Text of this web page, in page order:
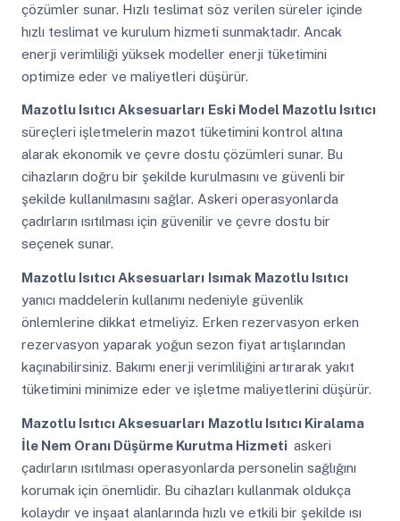
çözümler sunar. Hızlı teslimat söz verilen süreler içinde
hızlı teslimat ve kurulum hizmeti sunmaktadır. Ancak
enerji verimliliği yüksek modeller enerji tüketimini
optimize eder ve maliyetleri düşürür.
Mazotlu Isıtıcı Aksesuarları Eski Model Mazotlu Isıtıcı
süreçleri işletmelerin mazot tüketimini kontrol altına
alarak ekonomik ve çevre dostu çözümleri sunar. Bu
cihazların doğru bir şekilde kurulmasını ve güvenli bir
şekilde kullanılmasını sağlar. Askeri operasyonlarda
çadırların ısıtılması için güvenilir ve çevre dostu bir
seçenek sunar.
Mazotlu Isıtıcı Aksesuarları Isımak Mazotlu Isıtıcı
yanıcı maddelerin kullanımı nedeniyle güvenlik
önlemlerine dikkat etmeliyiz. Erken rezervasyon erken
rezervasyon yaparak yoğun sezon fiyat artışlarından
kaçınabilirsiniz. Bakımı enerji verimliliğini artırarak yakıt
tüketimini minimize eder ve işletme maliyetlerini düşürür.
Mazotlu Isıtıcı Aksesuarları Mazotlu Isıtıcı Kiralama
İle Nem Oranı Düşürme Kurutma Hizmeti askeri
çadırların ısıtılması operasyonlarda personelin sağlığını
korumak için önemlidir. Bu cihazları kullanmak oldukça
kolaydır ve inşaat alanlarında hızlı ve etkili bir şekilde ısı